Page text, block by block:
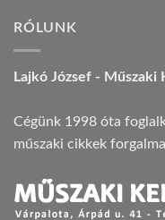
RÓLUNK
Lajkó József - Műszaki
Cégünk 1998 óta
műszaki cikkek